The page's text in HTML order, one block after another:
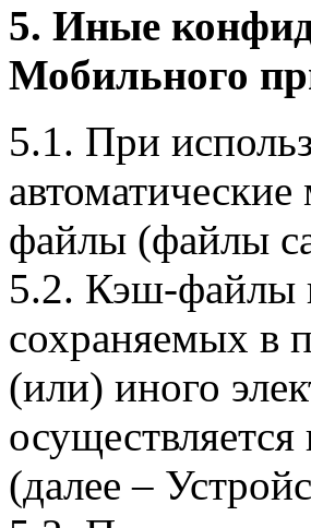
5. Иные
Мобильного
5.1. При
файлы (файлы
5.2. Кэш-файлы
сохраняемых в
(или) иного
(далее –